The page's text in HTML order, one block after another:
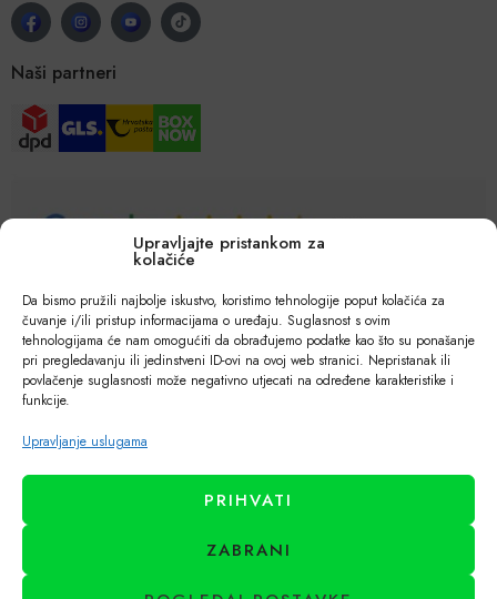
Upravljajte pristankom za
kolačiće
Da bismo pružili najbolje iskustvo, koristimo tehnologije poput kolačića za
čuvanje i/ili pristup informacijama o uređaju. Suglasnost s ovim
tehnologijama će nam omogućiti da obrađujemo podatke kao što su ponašanje
pri pregledavanju ili jedinstveni ID-ovi na ovoj web stranici. Nepristanak ili
povlačenje suglasnosti može negativno utjecati na određene karakteristike i
funkcije.
Upravljanje uslugama
PRIHVATI
ZABRANI
Naši partneri